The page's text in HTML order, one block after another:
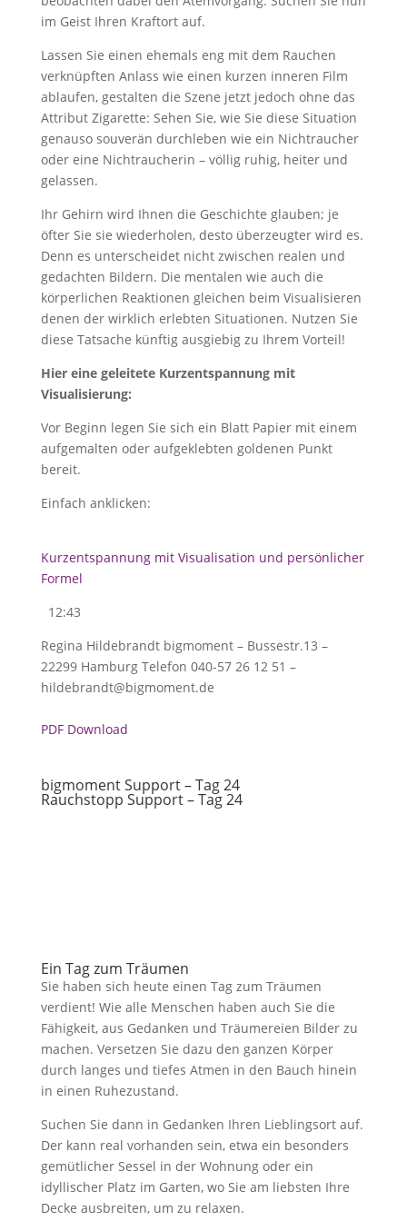
im Geist Ihren Kraftort auf.
Lassen Sie einen ehemals eng mit dem Rauchen
verknüpften Anlass wie einen kurzen inneren Film
ablaufen, gestalten die Szene jetzt jedoch ohne das
Attribut Zigarette: Sehen Sie, wie Sie diese Situation
genauso souverän durchleben wie ein Nichtraucher
oder eine Nichtraucherin – völlig ruhig, heiter und
gelassen.
Ihr Gehirn wird Ihnen die Geschichte glauben; je
öfter Sie sie wiederholen, desto überzeugter wird es.
Denn es unterscheidet nicht zwischen realen und
gedachten Bildern. Die mentalen wie auch die
körperlichen Reaktionen gleichen beim Visualisieren
denen der wirklich erlebten Situationen. Nutzen Sie
diese Tatsache künftig ausgiebig zu Ihrem Vorteil!
Hier eine geleitete Kurzentspannung mit
Visualisierung:
Vor Beginn legen Sie sich ein Blatt Papier mit einem
aufgemalten oder aufgeklebten goldenen Punkt
bereit.
Einfach anklicken:
Kurzentspannung mit Visualisation und persönlicher
Formel
12:43
Regina Hildebrandt bigmoment – Bussestr.13 –
22299 Hamburg Telefon 040-57 26 12 51 –
hildebrandt@bigmoment.de
PDF Download
bigmoment Support – Tag 24
Rauchstopp Support – Tag 24
Ein Tag zum Träumen
Sie haben sich heute einen Tag zum Träumen
verdient! Wie alle Menschen haben auch Sie die
Fähigkeit, aus Gedanken und Träumereien Bilder zu
machen. Versetzen Sie dazu den ganzen Körper
durch langes und tiefes Atmen in den Bauch hinein
in einen Ruhezustand.
Suchen Sie dann in Gedanken Ihren Lieblingsort auf.
Der kann real vorhanden sein, etwa ein besonders
gemütlicher Sessel in der Wohnung oder ein
idyllischer Platz im Garten, wo Sie am liebsten Ihre
Decke ausbreiten, um zu relaxen.